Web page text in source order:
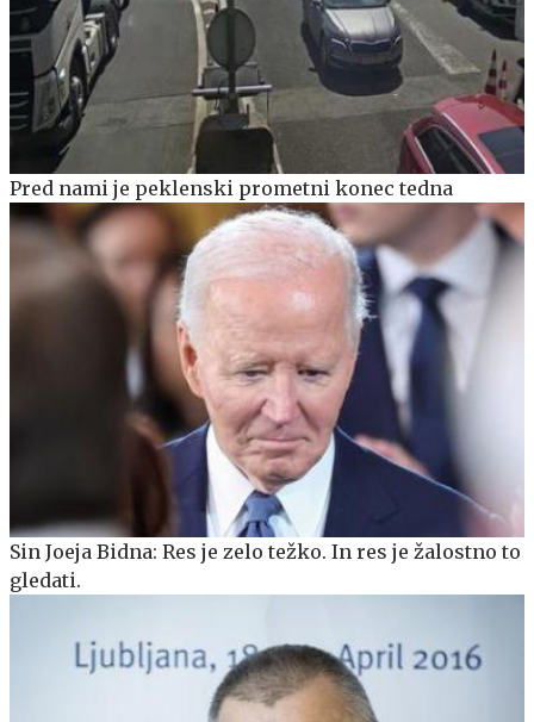
Pred nami je peklenski prometni konec tedna
Sin Joeja Bidna: Res je zelo težko. In res je žalostno to
gledati.